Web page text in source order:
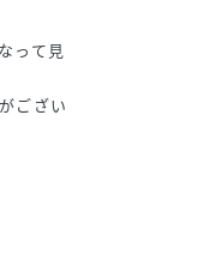
って見
ござい